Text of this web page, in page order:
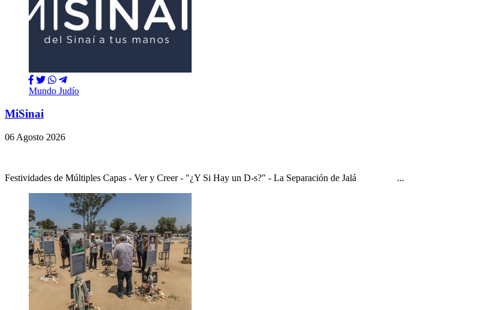
Mundo Judío
MiSinai
06 Agosto 2026
Festividades de Múltiples Capas - Ver y Creer - "¿Y Si Hay un D-s?" - La Separación de Jalá ...